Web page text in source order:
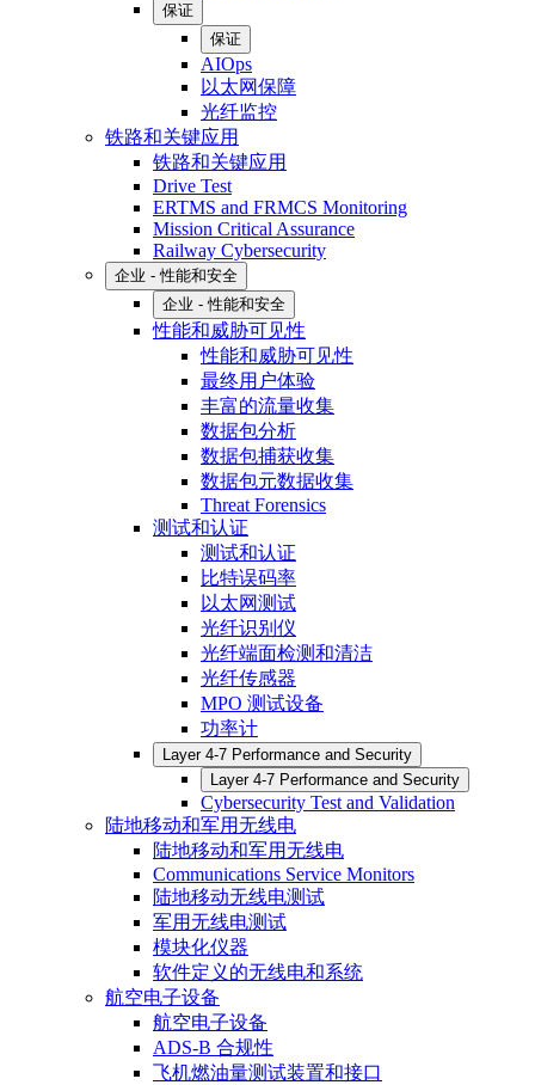
保证
保证
AIOps
以太网保障
光纤监控
铁路和关键应用
铁路和关键应用
Drive Test
ERTMS and FRMCS Monitoring
Mission Critical Assurance
Railway Cybersecurity
企业 - 性能和安全
企业 - 性能和安全
性能和威胁可见性
性能和威胁可见性
最终用户体验
丰富的流量收集
数据包分析
数据包捕获收集
数据包元数据收集
Threat Forensics
测试和认证
测试和认证
比特误码率
以太网测试
光纤识别仪
光纤端面检测和清洁
光纤传感器
MPO 测试设备
功率计
Layer 4-7 Performance and Security
Layer 4-7 Performance and Security
Cybersecurity Test and Validation
陆地移动和军用无线电
陆地移动和军用无线电
Communications Service Monitors
陆地移动无线电测试
军用无线电测试
模块化仪器
软件定义的无线电和系统
航空电子设备
航空电子设备
ADS-B 合规性
飞机燃油量测试装置和接口